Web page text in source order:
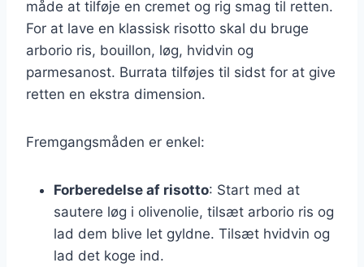
måde at tilføje en cremet og rig smag til retten.
For at lave en klassisk risotto skal du bruge
arborio ris, bouillon, løg, hvidvin og
parmesanost. Burrata tilføjes til sidst for at give
retten en ekstra dimension.
Fremgangsmåden er enkel:
Forberedelse af risotto: Start med at
sautere løg i olivenolie, tilsæt arborio ris og
lad dem blive let gyldne. Tilsæt hvidvin og
lad det koge ind.